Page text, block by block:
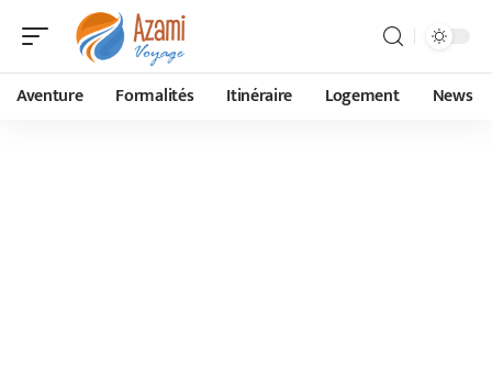
Aventure Formalités Itinéraire Logement News